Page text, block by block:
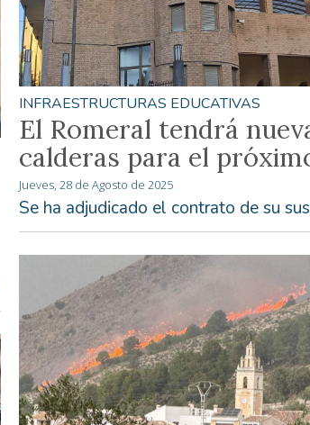
INFRAESTRUCTURAS EDUCATIVAS
El Romeral tendrá
calderas para el
Jueves, 28 de Agosto de 2025
Se ha adjudicado el contrato de su